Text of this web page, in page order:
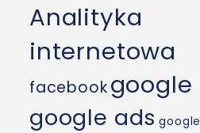
Analityka
internetowa
facebookgoogle
google ads google